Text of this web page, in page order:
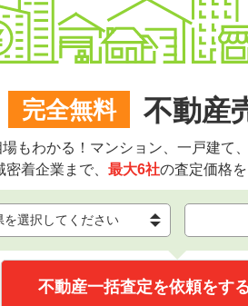
完全無料 不動産
もわかる！マンション、一戸建て
着企業まで、 最大6社の査定価格
不動産一括査定を依頼をす